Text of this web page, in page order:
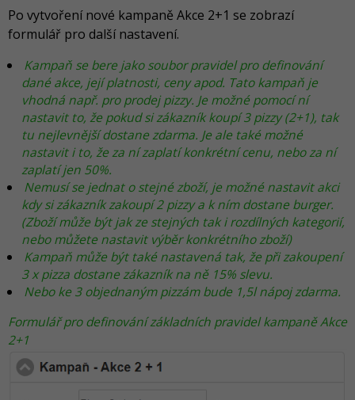
Po vytvoření nové kampaně Akce 2+1 se zobrazí
formulář pro další nastavení.
Kampaň se bere jako soubor pravidel pro definování
dané akce, její platnosti, ceny apod. Tato kampaň je
vhodná např. pro prodej pizzy. Je možné pomocí ní
nastavit to, že pokud si zákazník koupí 3 pizzy (2+1), tak
tu nejlevnější dostane zdarma. Je ale také možné
nastavit i to, že za ní zaplatí konkrétní cenu, nebo za ní
zaplatí jen 50%.
Nemusí se jednat o stejné zboží, je možné nastavit akci
kdy si zákazník zakoupí 2 pizzy a k ním dostane burger.
(Zboží může být jak ze stejných tak i rozdílných kategorií,
nebo můžete nastavit výběr konkrétního zboží)
Kampaň může být také nastavená tak, že při zakoupení
3 x pizza dostane zákazník na ně 15% slevu.
Nebo ke 3 objednaným pizzám bude 1,5l nápoj zdarma.
Formulář pro definování základních pravidel kampaně Akce
2+1